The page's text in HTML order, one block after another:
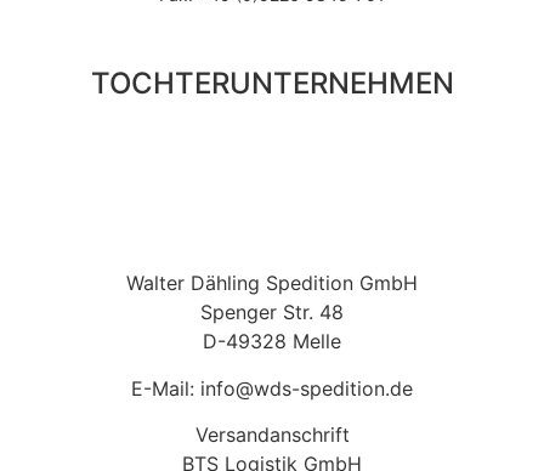
TOCHTERUNTERNEHMEN
Walter Dähling Spedition GmbH
Spenger Str. 48
D-49328 Melle
E-Mail: info@wds-spedition.de
Versandanschrift
BTS Logistik GmbH